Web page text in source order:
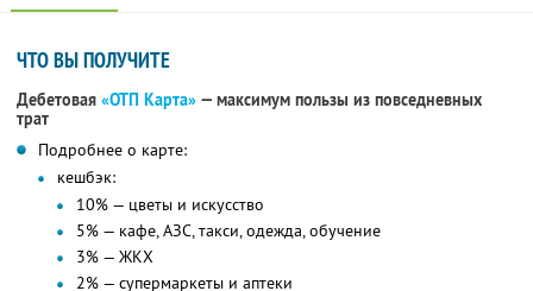
ЧТО ВЫ ПОЛУЧИТЕ
Дебетовая «ОТП Карта» — максимум пользы из повседневных
трат
Подробнее о карте:
кешбэк:
10% — цветы и искусство
5% — кафе, АЗС, такси, одежда, обучение
3% — ЖКХ
2% — супермаркеты и аптеки